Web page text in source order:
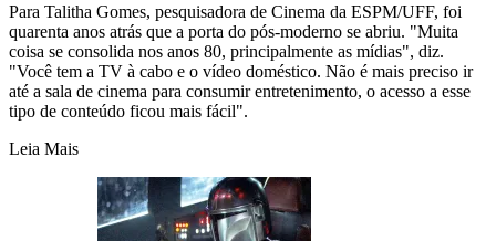
Para Talitha Gomes, pesquisadora de Cinema da ESPM/UFF, foi
quarenta anos atrás que a porta do pós-moderno se abriu. "Muita
coisa se consolida nos anos 80, principalmente as mídias", diz.
"Você tem a TV à cabo e o vídeo doméstico. Não é mais preciso ir
até a sala de cinema para consumir entretenimento, o acesso a esse
tipo de conteúdo ficou mais fácil".
Leia Mais